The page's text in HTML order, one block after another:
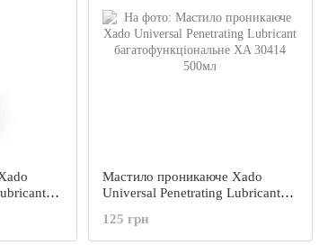
Мастило проникаюче Xado
Universal Penetrating Lubricant
500мл
125 грн